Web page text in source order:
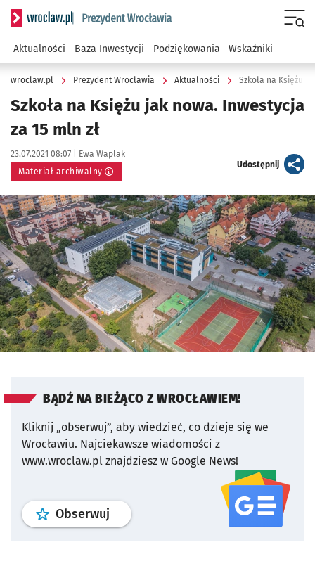
Serwis informacyjny wroclaw.pl podserwis: Prezydent
Aktualności Baza Inwestycji Podziękowania Wskaźniki
wroclaw.pl Prezydent Wrocławia Aktualności Szkoła na Księżu
Szkoła na Księżu jak nowa. Inwestycja
za 15 mln zł
Data publikacji:
23.07.2021 08:07 | Autor:
Ewa Waplak
Materiał archiwalny
Udostępnijartykuł
Kliknij, aby powiększyć
BĄDŹ NA BIEŻĄCO Z WROCŁAWIEM!
Kliknij „obserwuj”, aby wiedzieć, co dzieje się we
Wrocławiu. Najciekawsze wiadomości z
www.wroclaw.pl znajdziesz w Google News!
Obserwuj profil serwisu